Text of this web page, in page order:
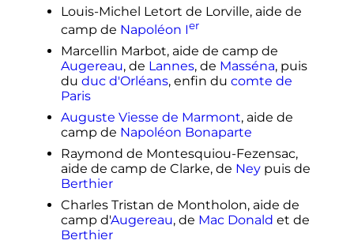
Louis-Michel Letort de Lorville, aide de
camp de Napoléon Ier
Marcellin Marbot, aide de camp de
Augereau, de Lannes, de Masséna, puis
du duc d'Orléans, enfin du comte de
Paris
Auguste Viesse de Marmont, aide de
camp de Napoléon Bonaparte
Raymond de Montesquiou-Fezensac,
aide de camp de Clarke, de Neypuis de
Berthier
Charles Tristan de Montholon, aide de
camp d'Augereau, de Mac Donald et de
Berthier